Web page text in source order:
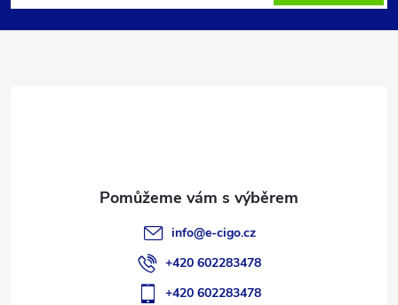
p
info@e-cigo.cz
+420 602283478
+420 602283478